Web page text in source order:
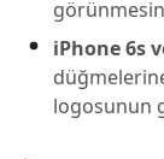
iPhone 6s
logosunun